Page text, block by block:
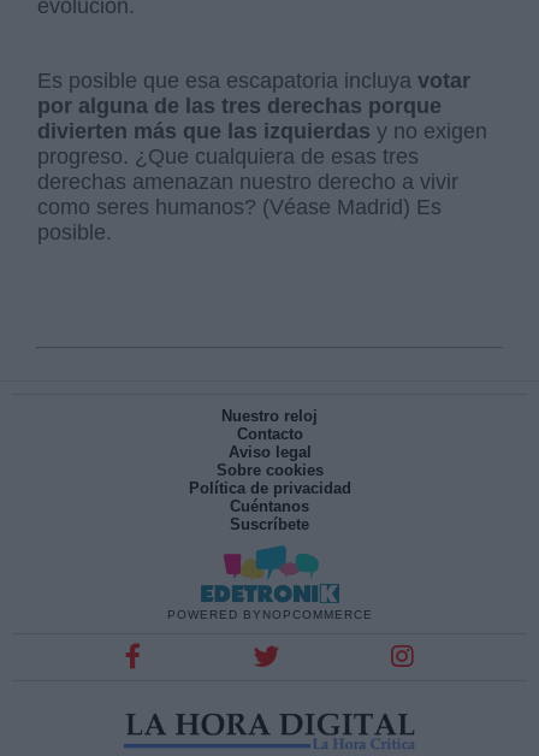
evolución.
Es posible que esa escapatoria incluyavotar
por alguna de las tres derechas porque
divierten más que las izquierdas y no exigen
progreso. ¿Que cualquiera de esas tres
derechas amenazan nuestro derecho a vivir
como seres humanos? (Véase Madrid) Es
posible.
Nuestro reloj
Contacto
Aviso legal
Sobre cookies
Política de privacidad
Cuéntanos
Suscríbete
POWERED BY NOPCOMMERCE